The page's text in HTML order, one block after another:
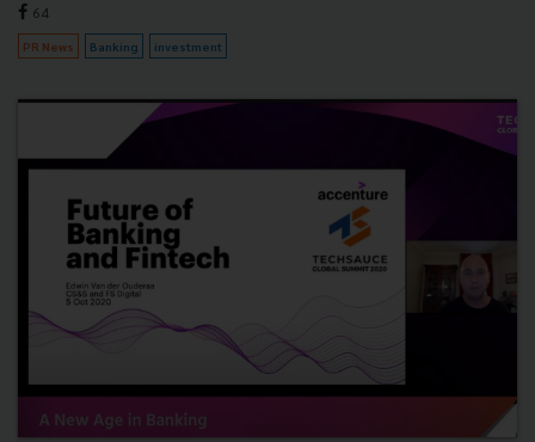
64
PR News Banking investment